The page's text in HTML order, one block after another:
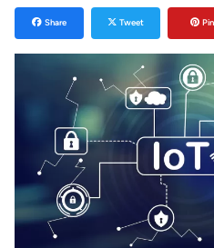
Share Tweet Pin